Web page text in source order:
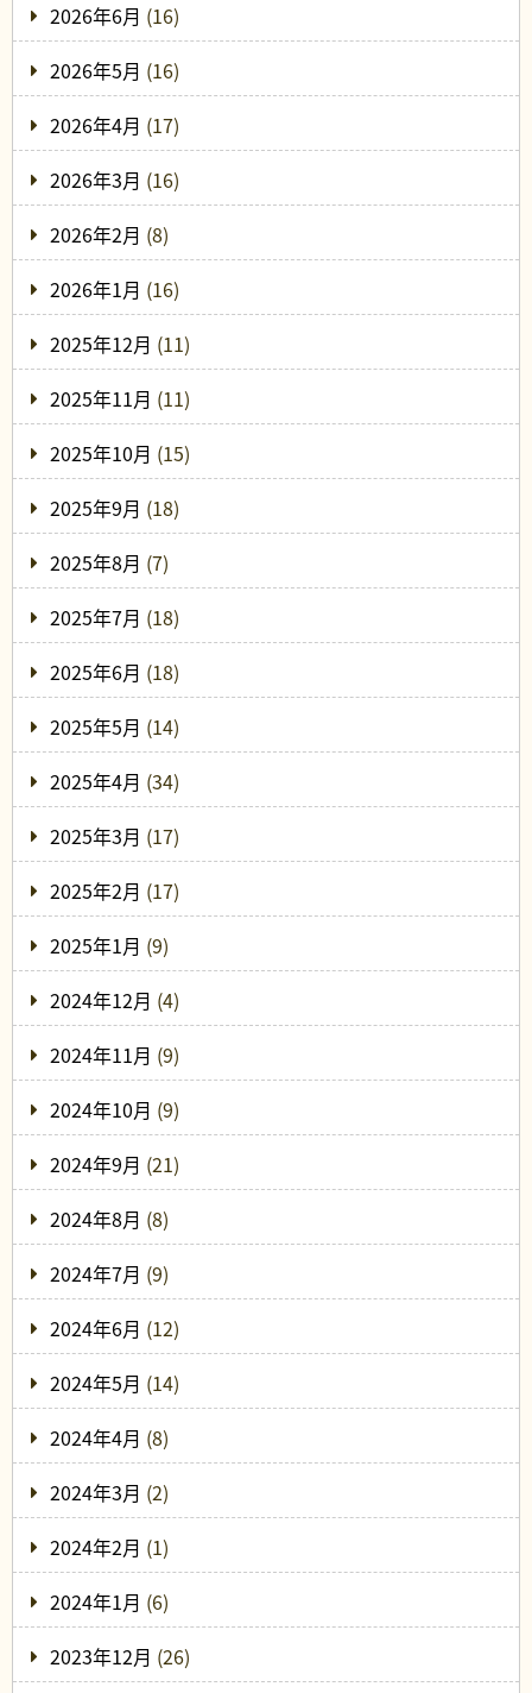
2026年6月 (16)
2026年5月 (16)
2026年4月 (17)
2026年3月 (16)
2026年2月 (8)
2026年1月 (16)
2025年12月 (11)
2025年11月 (11)
2025年10月 (15)
2025年9月 (18)
2025年8月 (7)
2025年7月 (18)
2025年6月 (18)
2025年5月 (14)
2025年4月 (34)
2025年3月 (17)
2025年2月 (17)
2025年1月 (9)
2024年12月 (4)
2024年11月 (9)
2024年10月 (9)
2024年9月 (21)
2024年8月 (8)
2024年7月 (9)
2024年6月 (12)
2024年5月 (14)
2024年4月 (8)
2024年3月 (2)
2024年2月 (1)
2024年1月 (6)
2023年12月 (26)